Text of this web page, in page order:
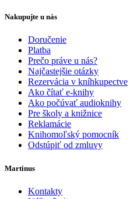
Nakupujte u nás
Doručenie
Platba
Prečo práve u nás?
Najčastejšie otázky
Rezervácia v kníhkupectve
Ako čítať e-knihy
Ako počúvať audioknihy
Pre školy a knižnice
Reklamácie
Knihomoľský pomocník
Odstúpiť od zmluvy
Martinus
Kontakty